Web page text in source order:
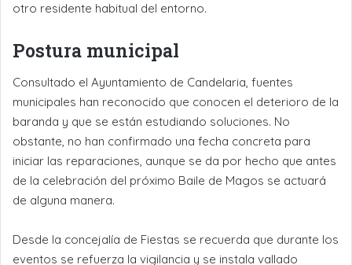
otro residente habitual del entorno.
Postura municipal
Consultado el Ayuntamiento de Candelaria, fuentes
municipales han reconocido que conocen el deterioro de la
baranda y que se están estudiando soluciones. No
obstante, no han confirmado una fecha concreta para
iniciar las reparaciones, aunque se da por hecho que antes
de la celebración del próximo Baile de Magos se actuará
de alguna manera.
Desde la concejalía de Fiestas se recuerda que durante los
eventos se refuerza la vigilancia y se instala vallado